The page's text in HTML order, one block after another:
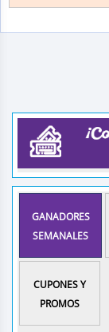
GANADORES
SEMANALES
CUPONES Y
PROMOS